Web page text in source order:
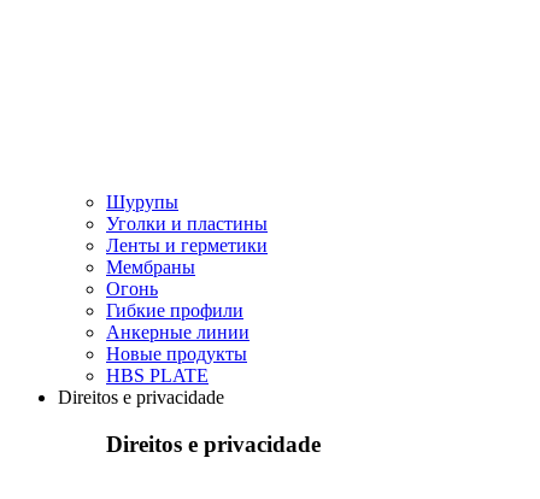
Шурупы
Уголки и пластины
Ленты и герметики
Мембраны
Огонь
Гибкие профили
Анкерные линии
Hовые продукты
HBS PLATE
Direitos e privacidade
Direitos e privacidade